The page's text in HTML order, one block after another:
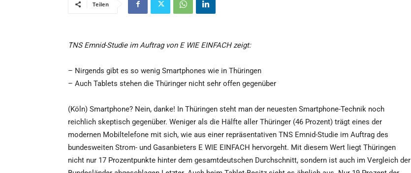
Teilen
TNS Emnid-Studie im Auftrag von E WIE EINFACH zeigt:
– Nirgends gibt es so wenig Smartphones wie in Thüringen
– Auch Tablets stehen die Thüringer nicht sehr offen gegenüber
(Köln) Smartphone? Nein, danke! In Thüringen steht man der neuesten Smartphone-Technik noch
reichlich skeptisch gegenüber. Weniger als die Hälfte aller Thüringer (46 Prozent) trägt eines der
modernen Mobiltelefone mit sich, wie aus einer repräsentativen TNS Emnid-Studie im Auftrag des
bundesweiten Strom- und Gasanbieters E WIE EINFACH hervorgeht. Mit diesem Wert liegt Thüringen
nicht nur 17 Prozentpunkte hinter dem gesamtdeutschen Durchschnitt, sondern ist auch im Vergleich der